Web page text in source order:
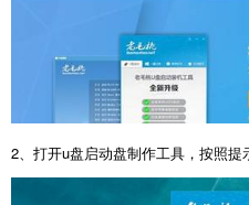
2、打开u盘启动盘制作工具，按照提